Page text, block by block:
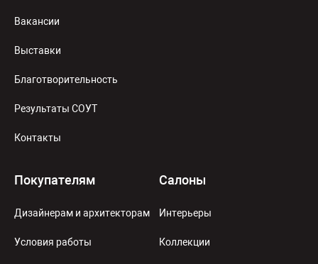
Вакансии
Выставки
Благотворительность
Результаты СОУТ
Контакты
Покупателям
Дизайнерам и архитекторам
Условия работы
Салоны
Интерьеры
Коллекции